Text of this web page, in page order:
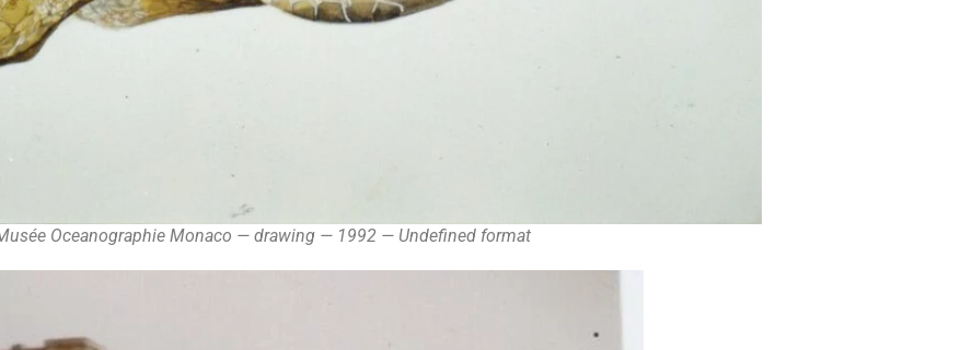
Oceanographie Monaco — drawing — 1992 — Undefined format